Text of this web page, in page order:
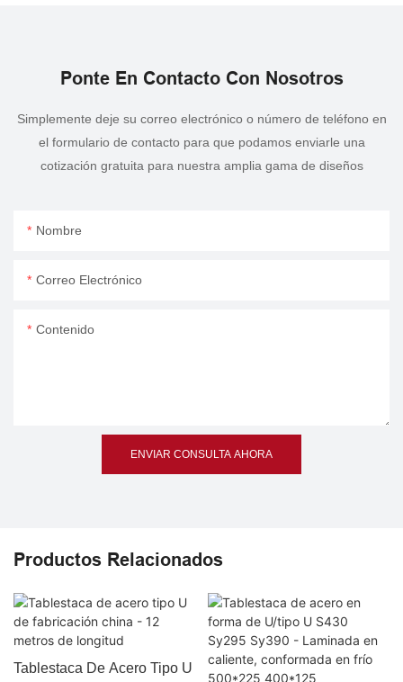
Ponte En Contacto Con Nosotros
Simplemente deje su correo electrónico o número de teléfono en
el formulario de contacto para que podamos enviarle una
cotización gratuita para nuestra amplia gama de diseños
Nombre
Correo Electrónico
Contenido
ENVIAR CONSULTA AHORA
Productos Relacionados
Tablestaca De Acero Tipo U